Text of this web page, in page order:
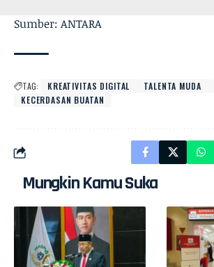
Sumber: ANTARA
TAG: KREATIVITAS DIGITAL TALENTA MUDA
KECERDASAN BUATAN
Mungkin Kamu Suka